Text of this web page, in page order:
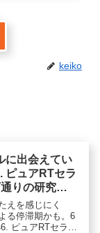
keiko
に出会えてい
ピュアRTセラ
りの研究か
チノールとは
えを感じにく
る停滞期かも。6
ピュアRTセラ